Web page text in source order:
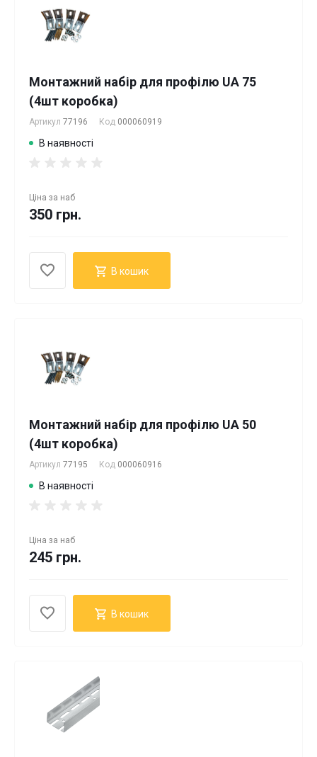
Монтажний набір для профілю UA 75
(4шт коробка)
Артикул 77196 Код 000060919
В наявності
Ціна за наб
350 грн.
В кошик
Монтажний набір для профілю UA 50
(4шт коробка)
Артикул 77195 Код 000060916
В наявності
Ціна за наб
245 грн.
В кошик